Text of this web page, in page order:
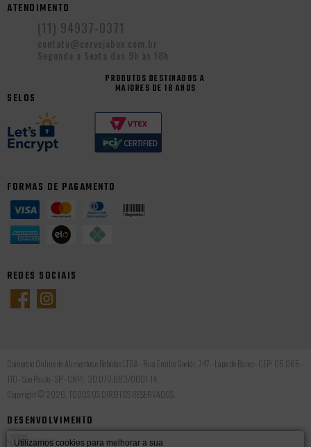
ATENDIMENTO
(11) 94937-0371
contato@cervejabox.com.br
Segunda a Sexta das 9h às 18h
PRODUTOS DESTINADOS A
MAIORES DE 18 ANOS
SELOS
FORMAS DE PAGAMENTO
REDES SOCIAIS
Comercio Online de Alimentos e Bebidas LTDA - Rua Emilio Goeldi, 747 - Lapa de Baixo - CEP: 05.065-
110 - Sao Paulo - SP - CNPJ: 30.070.683/0001-14
Copyright © 2026, TODOS OS DIREITOS RESERVADOS.
DESENVOLVIMENTO
Utilizamos cookies para melhorar a sua